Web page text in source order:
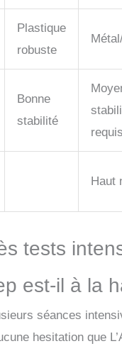
Plastique
robuste
Bonne
stabilité
Haut
tests
est-il à la
séances
hesitation que